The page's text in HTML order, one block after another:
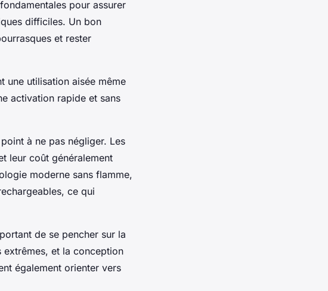
pour assurer
difficiles. Un bon
et rester
une utilisation aisée même
activation rapide et sans
à ne pas négliger. Les
leur coût généralement
moderne sans flamme,
ce qui
de se pencher sur la
et la conception
également orienter vers